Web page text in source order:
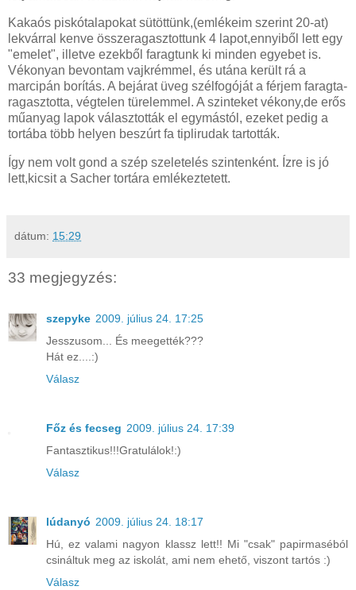
Kakaós piskótalapokat sütöttünk,(emlékeim szerint 20-at)
lekvárral kenve összeragasztottunk 4 lapot,ennyiből lett egy
"emelet", illetve ezekből faragtunk ki minden egyebet is.
Vékonyan bevontam vajkrémmel, és utána került rá a
marcipán borítás. A bejárat üveg szélfogóját a férjem faragta-
ragasztotta, végtelen türelemmel. A szinteket vékony,de erős
műanyag lapok választották el egymástól, ezeket pedig a
tortába több helyen beszúrt fa tiplirudak tartották.
Így nem volt gond a szép szeletelés szintenként. Ízre is jó
lett,kicsit a Sacher tortára emlékeztetett.
dátum: 15:29
33 megjegyzés:
szepyke 2009. július 24. 17:25
Jesszusom... És meegették???
Hát ez....:)
Válasz
Főz és fecseg 2009. július 24. 17:39
Fantasztikus!!!Gratulálok!:)
Válasz
lúdanyó 2009. július 24. 18:17
Hú, ez valami nagyon klassz lett!! Mi "csak" papirmaséból
csináltuk meg az iskolát, ami nem ehető, viszont tartós :)
Válasz